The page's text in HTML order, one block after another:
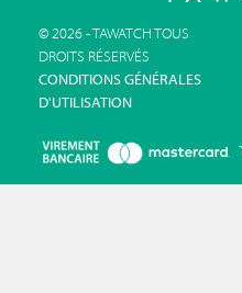
© 2026 - TAWATCH TOUS
DROITS RÉSERVÉS
CONDITIONS GÉNÉRALES
D'UTILISATION